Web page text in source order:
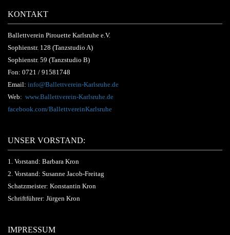
KONTAKT
Ballettverein Pirouette Karlsruhe e.V.
Sophienstr. 128 (Tanzstudio A)
Sophienstr. 59 (Tanzstudio B)
Fon: 0721 / 91581748
Email: info@Ballettverein-Karlsruhe.de
Web: www.Ballettverein-Karlsruhe.de
facebook.com/BallettvereinKarlsruhe
UNSER VORSTAND:
1. Vorstand: Barbara Kron
2. Vorstand: Susanne Jacob-Freitag
Schatzmeister: Konstantin Kron
Schriftführer: Jürgen Kron
IMPRESSUM